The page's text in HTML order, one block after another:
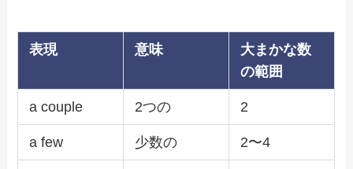
表現 意味
大まかな数
の範囲
a couple 2つの 2
a few 少数の 2〜4